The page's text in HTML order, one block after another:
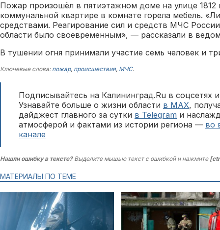
Пожар произошёл в пятиэтажном доме на улице 1812
коммунальной квартире в комнате горела мебель.
средствами. Реагирование сил и средств МЧС
области было своевременным», — рассказали в
В тушении огня принимали участие семь человек и
Ключевые слова: пожар, происшествия, МЧС.
Подписывайтесь на Калининград.Ru в соцсетях
Узнавайте больше о жизни области в MAX,
дайджест главного за сутки в Telegram и
атмосферой и фактами из истории региона — во
канале
Нашли ошибку в тексте?Выделите мышью текст с ошибкой и нажмите
МАТЕРИАЛЫ ПО ТЕМЕ